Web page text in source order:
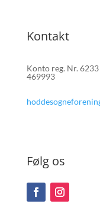
Kontakt
Konto reg. Nr.
469993
Følg os